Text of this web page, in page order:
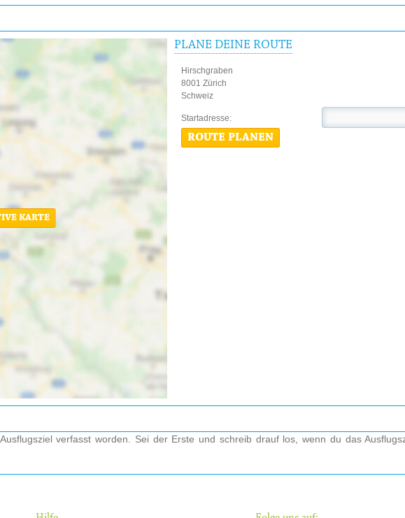
KARTE
PLANE DEINE ROUTE
Hirschgraben
8001 Zürich
Schweiz
Startadresse:
ROUTE PLANEN
verfasst worden. Sei der Erste und schreib drauf los, wenn du das